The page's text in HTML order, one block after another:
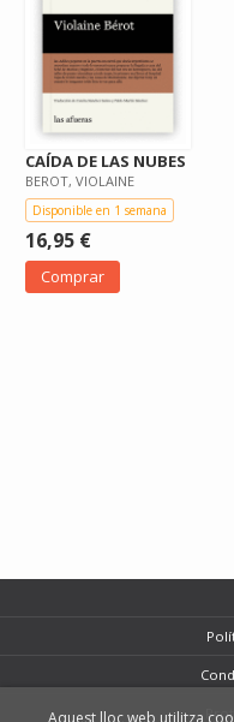
CAÍDA DE LAS NUBES
BEROT, VIOLAINE
Disponible en 1 semana
16,95 €
Comprar
Aquest lloc web utilitza